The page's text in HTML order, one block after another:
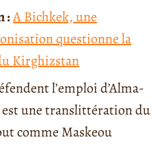
:A Bichkek, une
questionne la
Kirghizstan
l’emploi d’Alma-
est une translittération du
comme Maskeou